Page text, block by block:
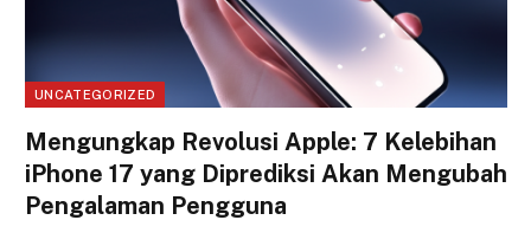
UNCATEGORIZED
Mengungkap Revolusi Apple: 7 Kelebihan
iPhone 17 yang Diprediksi Akan Mengubah
Pengalaman Pengguna